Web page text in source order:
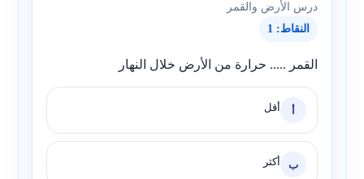
درس الأرض والقمر
النقاط: 1
القمر ..... حرارة من الأرض خلال النهار
أ أقل
ب أكثر